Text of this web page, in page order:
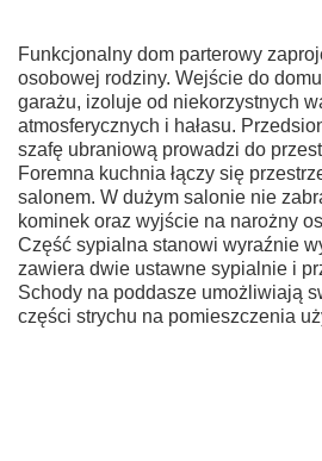
Funkcjonalny dom parterowy
osobowej rodziny. Wejście do
garażu, izoluje od niekorzystnych
atmosferycznych i hałasu.
szafę ubraniową prowadzi do
Foremna kuchnia łączy się
salonem. W dużym salonie nie
kominek oraz wyjście na narożny
Część sypialna stanowi wyraźnie
zawiera dwie ustawne sypialnie i
Schody na poddasze umożliwiają
części strychu na pomieszczenia